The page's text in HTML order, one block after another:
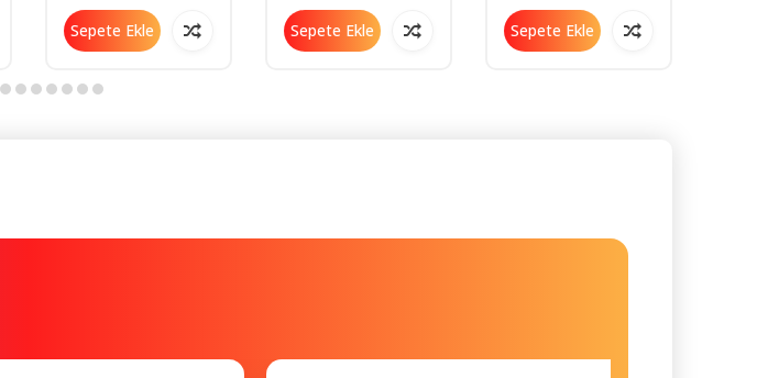
Sepete Ekle Sepete Ekle Sepete Ekle